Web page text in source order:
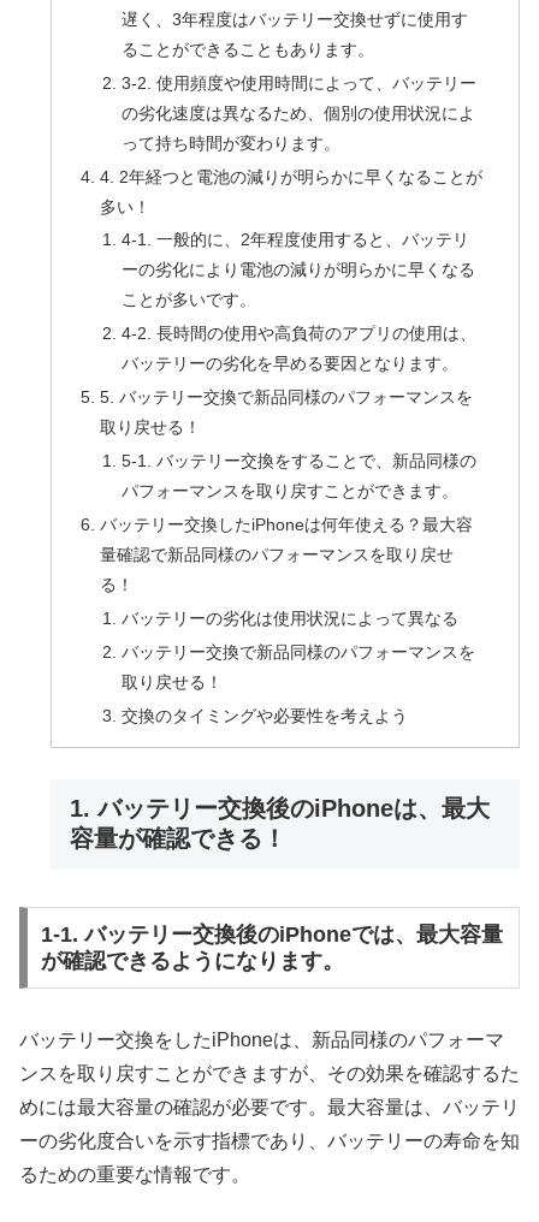
遅く、3年程度はバッテリー交換せずに使用す
ることができることもあります。
3-2. 使用頻度や使用時間によって、バッテリー
の劣化速度は異なるため、個別の使用状況によ
って持ち時間が変わります。
4. 2年経つと電池の減りが明らかに早くなることが
多い！
4-1. 一般的に、2年程度使用すると、バッテリ
ーの劣化により電池の減りが明らかに早くなる
ことが多いです。
4-2. 長時間の使用や高負荷のアプリの使用は、
バッテリーの劣化を早める要因となります。
5. バッテリー交換で新品同様のパフォーマンスを
取り戻せる！
5-1. バッテリー交換をすることで、新品同様の
パフォーマンスを取り戻すことができます。
バッテリー交換したiPhoneは何年使える？最大容
量確認で新品同様のパフォーマンスを取り戻せ
る！
バッテリーの劣化は使用状況によって異なる
バッテリー交換で新品同様のパフォーマンスを
取り戻せる！
交換のタイミングや必要性を考えよう
1. バッテリー交換後のiPhoneは、最大
容量が確認できる！
1-1. バッテリー交換後のiPhoneでは、最大容量
が確認できるようになります。
バッテリー交換をしたiPhoneは、新品同様のパフォーマ
ンスを取り戻すことができますが、その効果を確認するた
めには最大容量の確認が必要です。最大容量は、バッテリ
ーの劣化度合いを示す指標であり、バッテリーの寿命を知
るための重要な情報です。